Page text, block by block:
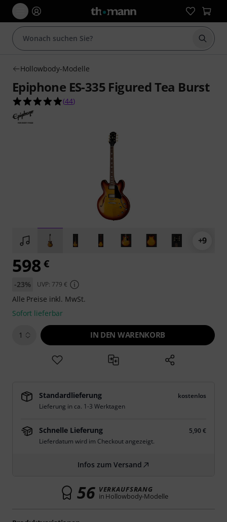
Suche
Hollowbody-Modelle
Epiphone ES-335 Figured Tea Burst
4.9 von 5 Sternen aus 44 Kundenbewertungen
(44)
+9
598 €
-23% UVP: 779 €
Alle Preise inkl. MwSt.
Sofort lieferbar
1 IN DEN WARENKORB
Standardlieferung
kostenlos
Lieferung in ca. 1-3 Werktagen
Schnelle Lieferung
5,90 €
Lieferdatum wird im Checkout angezeigt.
Infos zum Versand
56 VERKAUFSRANG
in Hollowbody-Modelle